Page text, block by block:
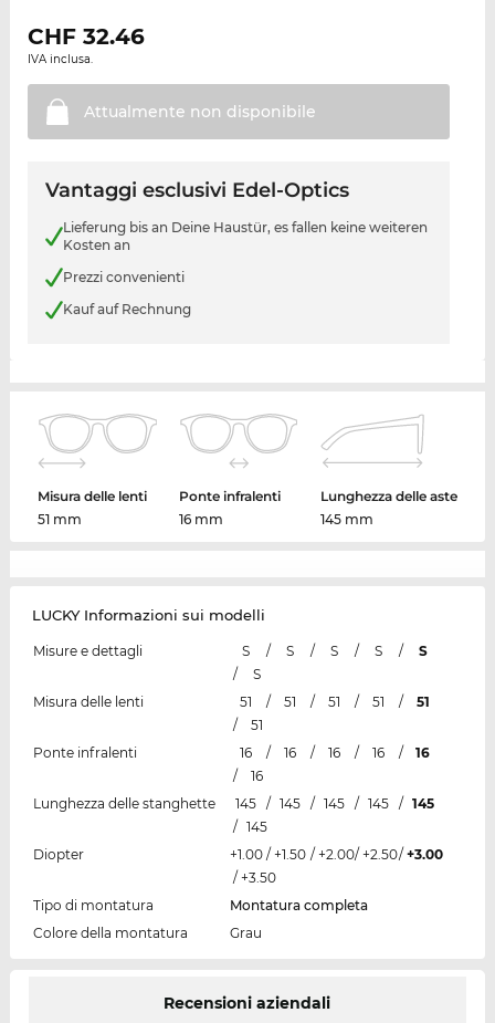
CHF 32.46
IVA inclusa.
Attualmente non disponibile
Vantaggi esclusivi Edel-Optics
Lieferung bis an Deine Haustür, es fallen keine weiteren
Kosten an
Prezzi convenienti
Kauf auf Rechnung
Misura delle lenti
51 mm
Ponte infralenti
16 mm
Lunghezza delle aste
145 mm
LUCKY Informazioni sui modelli
Misure e dettagli S / S / S / S /
S
/
S
Misura delle lenti
51 / 51 / 51 / 51 /
51
/
51
Ponte infralenti
16 / 16 / 16 / 16 /
16
/
16
Lunghezza delle stanghette
145 / 145 / 145 / 145 / 145
/ 145
Diopter
+1.00 / +1.50 / +2.00/ +2.50/ +3.00
/ +3.50
Tipo di montatura
Montatura completa
Colore della montatura
Grau
Recensioni aziendali